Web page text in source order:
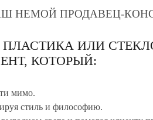
НЕМОЙ ПРОДАВЕЦ-
ИЛИ
КОТОРЫЙ:
мимо.
стиль и философию.